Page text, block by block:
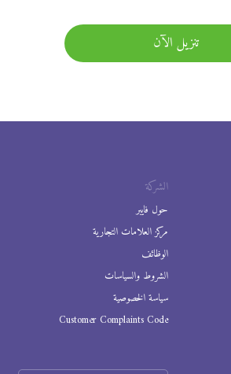
تنزيل الآن
الشركة
حول فايبر
مركز العلامات التجارية
الوظائف
الشروط والسياسات
سياسة الخصوصية
Customer Complaints Code